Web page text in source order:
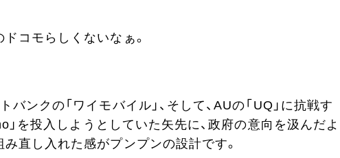
コモらしくないなぁ。
ンクの「ワイモバイル」、そして、AUの「UQ」に抗戦す
」を投入しようとしていた矢先に、政府の意向を汲んだよ
直し入れた感がプンプンの設計です。